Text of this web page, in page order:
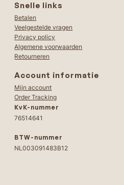
Snelle links
Betalen
Veelgestelde vragen
Privacy policy
Algemene voorwaarden
Retourneren
Account informatie
Mijn account
Order Tracking
KvK-nummer
76514641
BTW-nummer
NL003091483B12